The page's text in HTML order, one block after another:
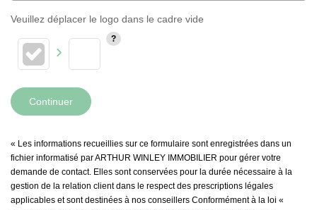
Veuillez déplacer le logo dans le cadre vide
Continuer
« Les informations recueillies sur ce formulaire sont enregistrées dans un
fichier informatisé par ARTHUR WINLEY IMMOBILIER pour gérer votre
demande de contact. Elles sont conservées pour la durée nécessaire à la
gestion de la relation client dans le respect des prescriptions légales
applicables et sont destinées à nos conseillers Conformément à la loi «